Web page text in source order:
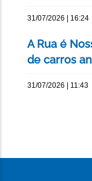
31/07/2026 | 16:24
A Rua é
de carros
31/07/2026 | 11:43